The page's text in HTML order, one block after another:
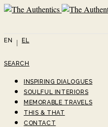
EN EL
SEARCH
INSPIRING DIALOGUES
SOULFUL INTERIORS
MEMORABLE TRAVELS
THIS & THAT
CONTACT